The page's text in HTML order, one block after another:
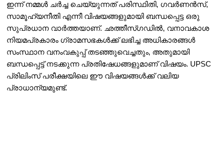
ഇന്ന് നമ്മൾ ചർച്ച ചെയ്യുന്നത് പരിസ്ഥിതി, ഗവർണൻസ്,
സാമൂഹ്യനീതി എന്നീ വിഷയങ്ങളുമായി ബന്ധപ്പെട്ട ഒരു
സുപ്രധാന വാർത്തയാണ്. ഛത്തീസ്ഗഡിൽ, വനാവകാശ
നിയമപ്രകാരം ഗ്രാമസഭകൾക്ക് ലഭിച്ച അധികാരങ്ങൾ
സംസ്ഥാന വനംവകുപ്പ് തടഞ്ഞുവെച്ചതും, അതുമായി
ബന്ധപ്പെട്ട് നടക്കുന്ന പ്രതിഷേധങ്ങളുമാണ് വിഷയം. UPSC
പ്രിലിംസ് പരീക്ഷയിലെ ഈ വിഷയങ്ങൾക്ക് വലിയ
പ്രാധാന്യമുണ്ട്.